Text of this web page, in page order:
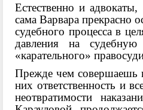
Естественно и
сама Варвара прекрасно
судебного процесса в
давления на
«карательного»
Прежде чем совершаешь
них ответственность и
неотвратимости